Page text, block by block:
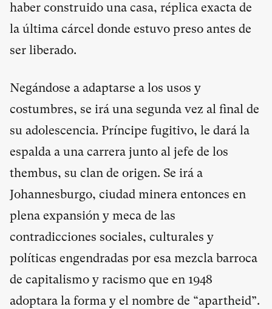
haber construido una casa, réplica exacta de
la última cárcel donde estuvo preso antes de
ser liberado.
Negándose a adaptarse a los usos y
costumbres, se irá una segunda vez al final de
su adolescencia. Príncipe fugitivo, le dará la
espalda a una carrera junto al jefe de los
thembus, su clan de origen. Se irá a
Johannesburgo, ciudad minera entonces en
plena expansión y meca de las
contradicciones sociales, culturales y
políticas engendradas por esa mezcla barroca
de capitalismo y racismo que en 1948
adoptara la forma y el nombre de “apartheid”.